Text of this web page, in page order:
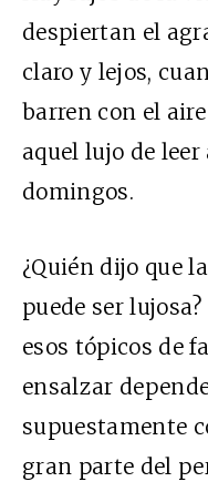
despiertan el
claro y lejos,
barren con el
aquel lujo de leer
domingos.
¿Quién dijo que
puede ser
esos tópicos de
ensalzar
supuestamente
gran parte del